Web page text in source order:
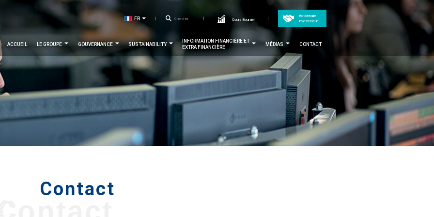
FR
LISTER LES ACTIONS SUPPLÉMENTAIRES
EN
Rechercher
Top
menu
Cours Boursier
Actionnaire
investisseur
Navigation
principale
ACCUEIL LE GROUPE GOUVERNANCE SUSTAINABILITY
INFORMATION FINANCIÈRE ET
EXTRA FINANCIÈRE
MÉDIAS CONTACT
Contact